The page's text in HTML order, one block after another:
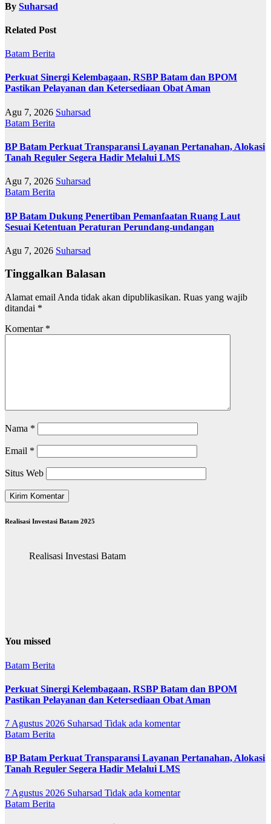
By Suharsad
Related Post
Batam Berita
Perkuat Sinergi Kelembagaan, RSBP Batam dan BPOM
Pastikan Pelayanan dan Ketersediaan Obat Aman
Agu 7, 2026 Suharsad
Batam Berita
BP Batam Perkuat Transparansi Layanan Pertanahan, Alokasi
Tanah Reguler Segera Hadir Melalui LMS
Agu 7, 2026 Suharsad
Batam Berita
BP Batam Dukung Penertiban Pemanfaatan Ruang Laut
Sesuai Ketentuan Peraturan Perundang-undangan
Agu 7, 2026 Suharsad
Tinggalkan Balasan
Alamat email Anda tidak akan dipublikasikan. Ruas yang wajib
ditandai *
Komentar *
Nama *
Email *
Situs Web
Realisasi Investasi Batam 2025
Realisasi Investasi Batam
You missed
Batam Berita
Perkuat Sinergi Kelembagaan, RSBP Batam dan BPOM
Pastikan Pelayanan dan Ketersediaan Obat Aman
7 Agustus 2026 Suharsad Tidak ada komentar
Batam Berita
BP Batam Perkuat Transparansi Layanan Pertanahan, Alokasi
Tanah Reguler Segera Hadir Melalui LMS
7 Agustus 2026 Suharsad Tidak ada komentar
Batam Berita